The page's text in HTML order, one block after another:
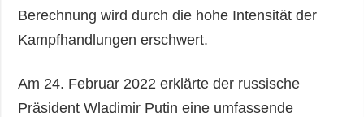
Berechnung wird durch die hohe Intensität der
Kampfhandlungen erschwert.
Am 24. Februar 2022 erklärte der russische
Präsident Wladimir Putin eine umfassende